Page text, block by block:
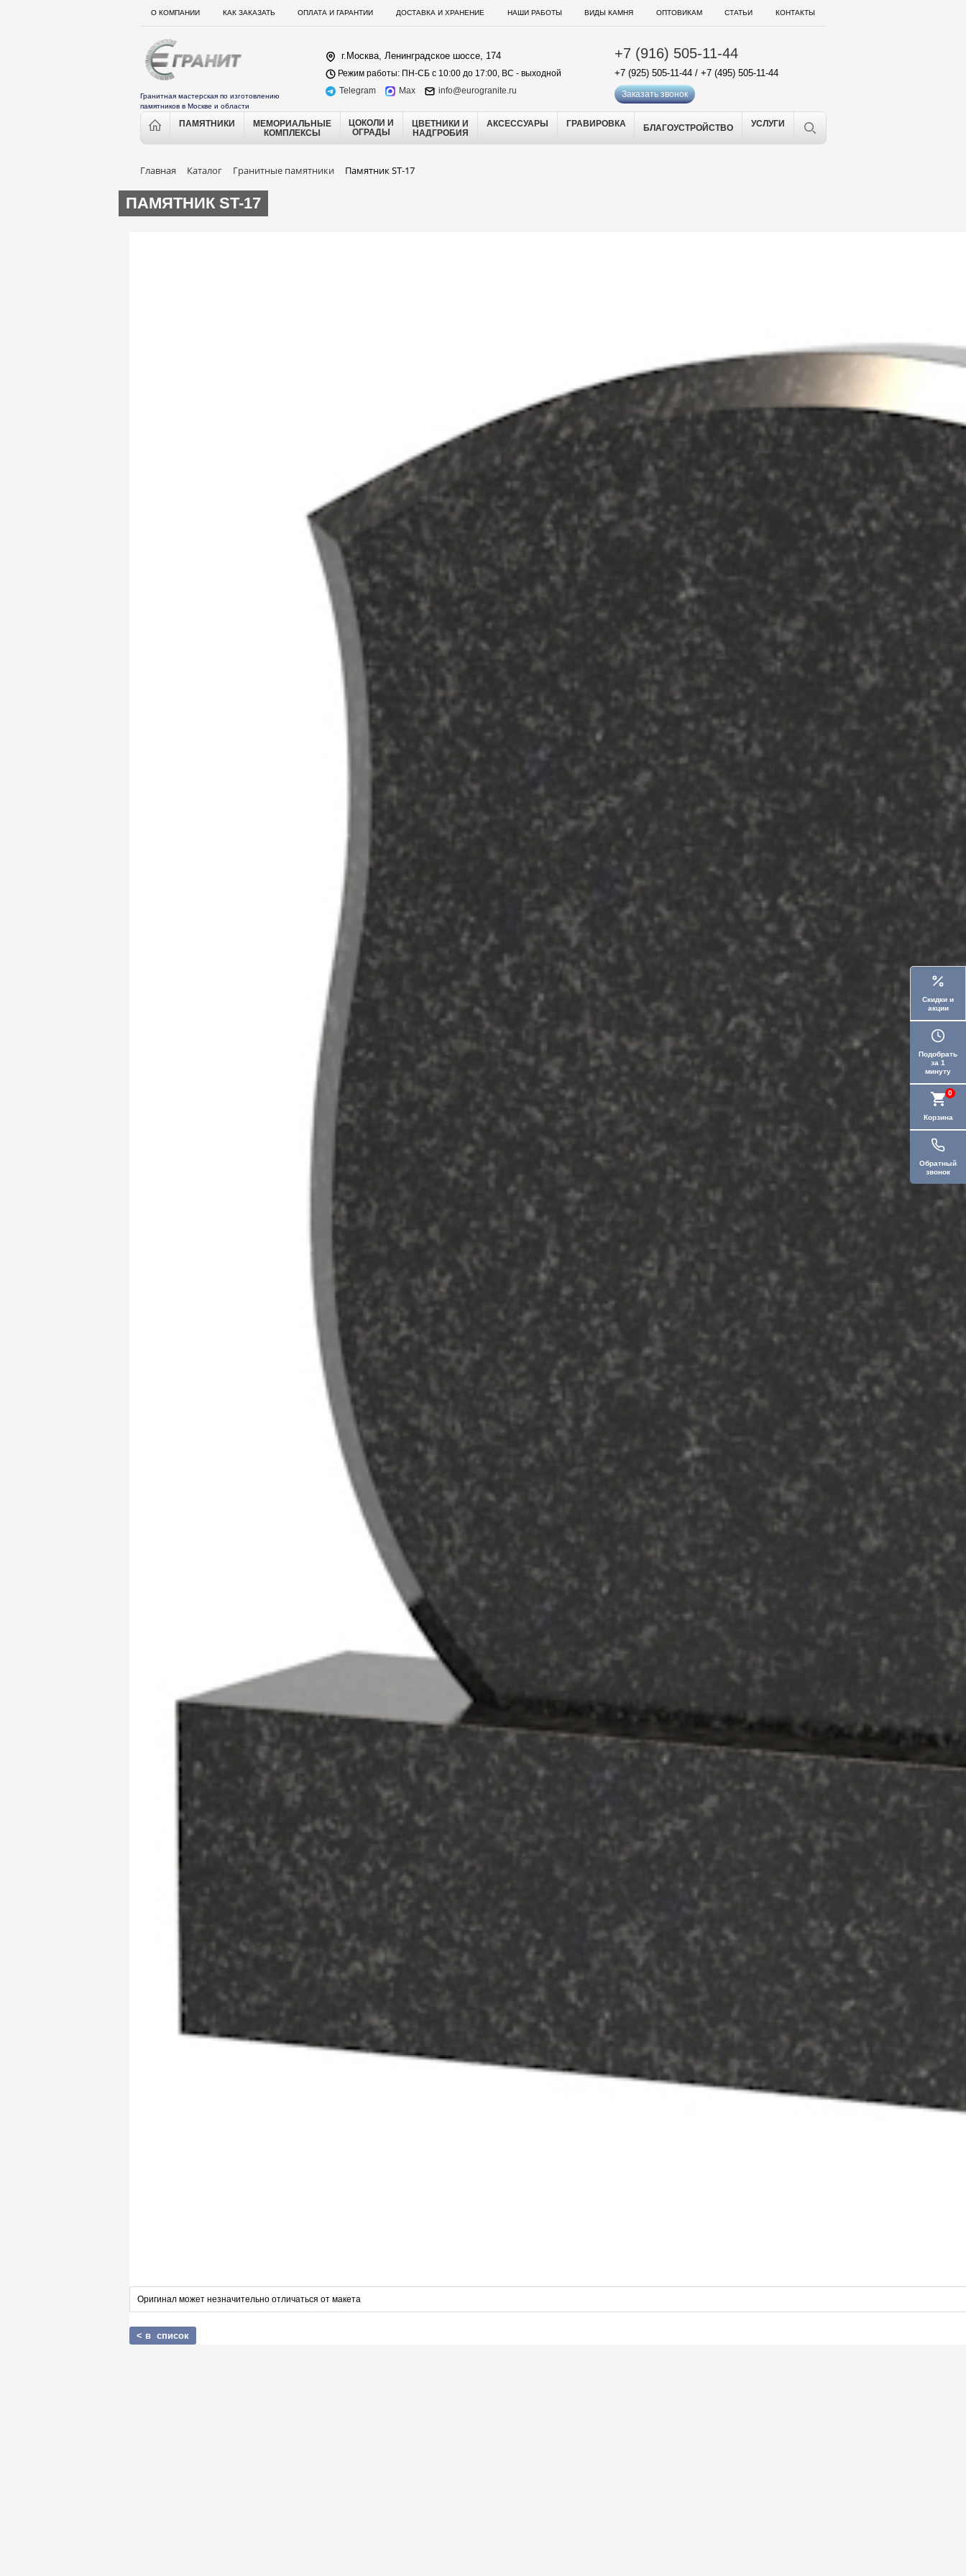
Скидки и
акции
Подобрать
за 1
минуту
Корзина
0
Обратный
звонок
О КОМПАНИИ КАК ЗАКАЗАТЬ ОПЛАТА И ГАРАНТИИ ДОСТАВКА И ХРАНЕНИЕ НАШИ РАБОТЫ ВИДЫ КАМНЯ ОПТОВИКАМ СТАТЬИ КОНТАКТЫ
Гранитная мастерская по изготовлению
памятников в Москве и области
г.Москва, Ленинградское шоссе, 174
Режим работы: ПН-СБ с 10:00 до 17:00, ВС - выходной
Telegram
Max info@eurogranite.ru
+7 (916) 505-11-44
+7 (925) 505-11-44 / +7 (495) 505-11-44
Заказать звонок
ПАМЯТНИКИ
МЕМОРИАЛЬНЫЕ
КОМПЛЕКСЫ
ЦОКОЛИ И
ОГРАДЫ
ЦВЕТНИКИ И
НАДГРОБИЯ
АКСЕССУАРЫ ГРАВИРОВКА БЛАГОУСТРОЙСТВО УСЛУГИ
Главная Каталог Гранитные памятники Памятник ST-17
ПАМЯТНИК ST-17
Оригинал может незначительно отличаться от макета
< в список